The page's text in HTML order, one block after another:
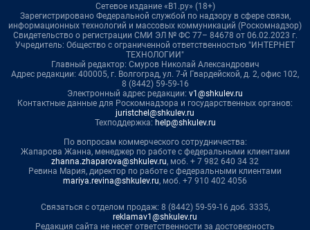
Сетевое издание «В1.ру» (18+)
Зарегистрировано Федеральной службой по надзору в сфере связи,
информационных технологий и массовых коммуникаций (Роскомнадзор)
Свидетельство о регистрации СМИ ЭЛ № ФС 77– 84678 от 06.02.2023 г.
Учредитель: Общество с ограниченной ответственностью "ИНТЕРНЕТ
ТЕХНОЛОГИИ"
Главный редактор: Смуров Николай Александрович
Адрес редакции: 400005, г. Волгоград, ул. 7-й Гвардейской, д. 2, офис 102,
8 (8442) 59-59-16
Электронный адрес редакции: v1@shkulev.ru
Контактные данные для Роскомнадзора и государственных органов:
juristchel@shkulev.ru
Техподдержка: help@shkulev.ru
По вопросам коммерческого сотрудничества:
Жапарова Жанна, менеджер по работе с федеральными клиентами
zhanna.zhaparova@shkulev.ru, моб. + 7 982 640 34 32
Ревина Мария, директор по работе с федеральными клиентами
mariya.revina@shkulev.ru, моб. +7 910 402 4056
Связаться с отделом продаж: 8 (8442) 59-59-16 доб. 3335,
reklamav1@shkulev.ru
Редакция сайта не несет ответственности за достоверность